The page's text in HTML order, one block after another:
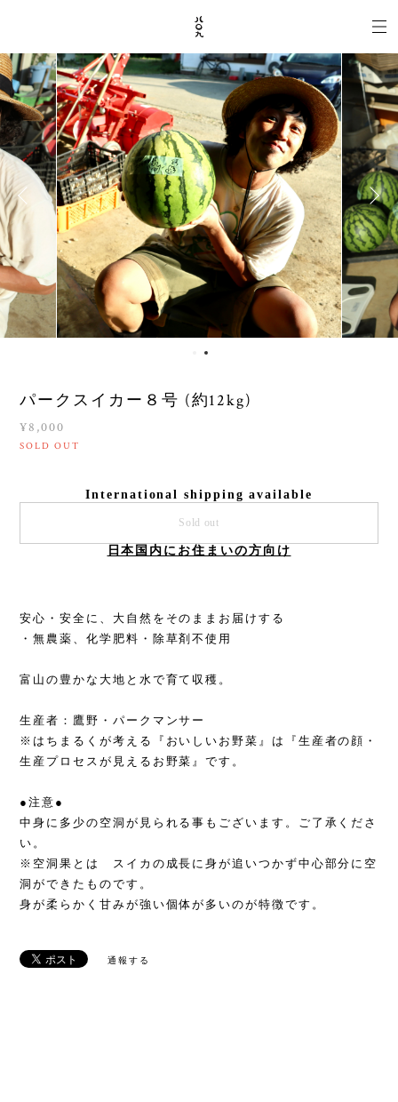
パークスイカー８号 (約12kg)
¥8,000
SOLD OUT
International shipping available
Sold out
日本国内にお住まいの方向け
安心・安全に、大自然をそのままお届けする
・無農薬、化学肥料・除草剤不使用
富山の豊かな大地と水で育て収穫。
生産者：鷹野・パークマンサー
※はちまるくが考える『おいしいお野菜』は『生産者の顔・
生産プロセスが見えるお野菜』です。
●注意●
中身に多少の空洞が見られる事もございます。ご了承くださ
い。
※空洞果とは スイカの成長に身が追いつかず中心部分に空
洞ができたものです。
身が柔らかく甘みが強い個体が多いのが特徴です。
通報する